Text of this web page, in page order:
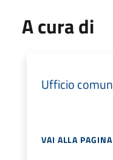
A cura di
Ufficio
VAI ALLA PAGINA